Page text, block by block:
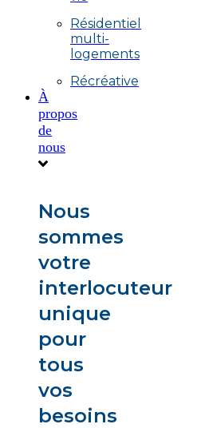
Résidentiel
multi-
logements
Récréative
À
propos
de
nous
Nous
sommes
votre
interlocuteur
unique
pour
tous
vos
besoins